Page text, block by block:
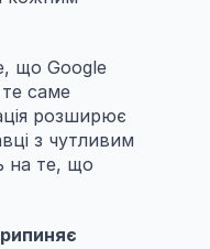
що Google
саме
розширює
з чутливим
на те, що